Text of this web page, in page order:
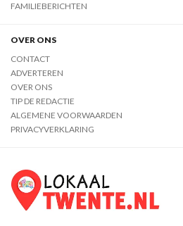
FAMILIEBERICHTEN
OVER ONS
CONTACT
ADVERTEREN
OVER ONS
TIP DE REDACTIE
ALGEMENE VOORWAARDEN
PRIVACYVERKLARING